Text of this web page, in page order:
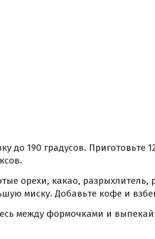
до 190 градусов. Приготовьте
орехи, какао,
миску. Добавьте кофе и
между формочками и